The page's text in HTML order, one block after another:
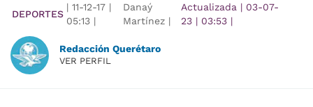
DEPORTES
| 11-12-17 |
05:13 |
Danaý
Martínez |
Actualizada | 03-07-
23 | 03:53 |
Redacción Querétaro
VER PERFIL